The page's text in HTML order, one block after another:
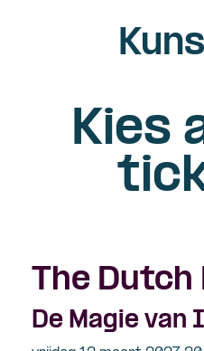
Kies
The
De Magie van